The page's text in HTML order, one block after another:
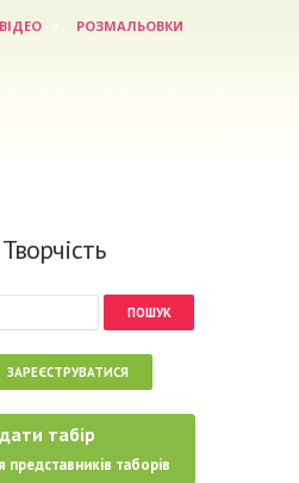
ВІДЕО РОЗМАЛЬОВКИ
Творчість
форма
ЗАРЕЄСТРУВАТИСЯ
табір
представників таборів